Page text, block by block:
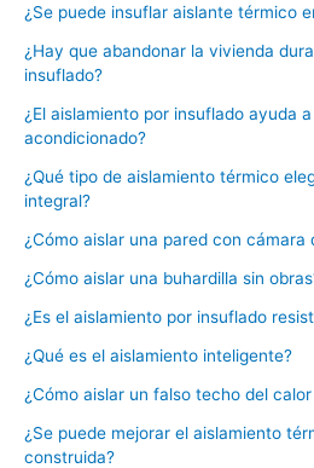
¿Se puede insuflar aislante térmico
¿Hay que abandonar la vivienda
insuflado?
¿El aislamiento por insuflado ayuda
acondicionado?
¿Qué tipo de aislamiento térmico
integral?
¿Cómo aislar una pared con cámara
¿Cómo aislar una buhardilla sin
¿Es el aislamiento por insuflado
¿Qué es el aislamiento inteligente?
¿Cómo aislar un falso techo del
¿Se puede mejorar el aislamiento
construida?